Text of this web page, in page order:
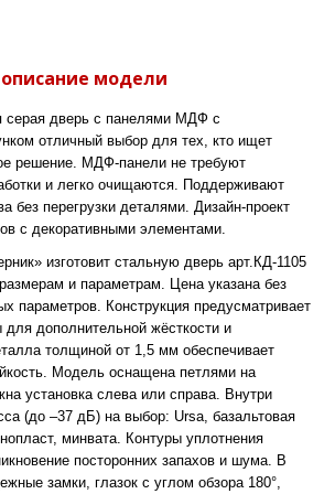
модели
серая дверь с панелями МДФ с
отличный выбор для тех, кто ищет
решение. МДФ-панели не требуют
и легко очищаются. Поддерживают
без перегрузки деталями. Дизайн-проект
с декоративными элементами.
изготовит стальную дверь арт.КД-1105
и параметрам. Цена указана без
параметров. Конструкция предусматривает
дополнительной жёсткости и
толщиной от 1,5 мм обеспечивает
Модель оснащена петлями на
установка слева или справа. Внутри
(до –37 дБ) на выбор: Ursa, базальтовая
минвата. Контуры уплотнения
посторонних запахов и шума. В
замки, глазок с углом обзора 180°,